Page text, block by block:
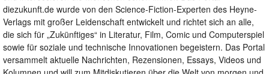
diezukunft.de wurde von den Science-Fiction-Experten des Heyne-
Verlags mit großer Leidenschaft entwickelt und richtet sich an alle,
die sich für „Zukünftiges“ in Literatur, Film, Comic und Computerspiel
sowie für soziale und technische Innovationen begeistern. Das Portal
versammelt aktuelle Nachrichten, Rezensionen, Essays, Videos und